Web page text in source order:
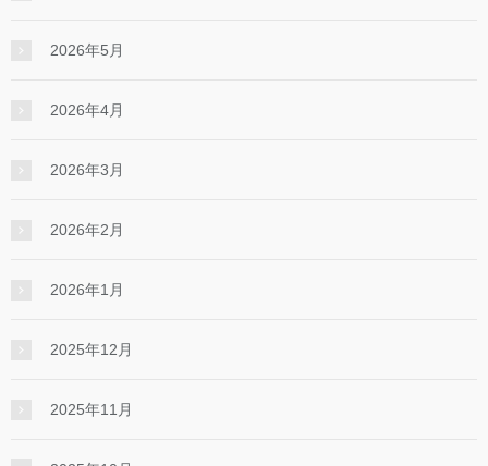
2026年5月
2026年4月
2026年3月
2026年2月
2026年1月
2025年12月
2025年11月